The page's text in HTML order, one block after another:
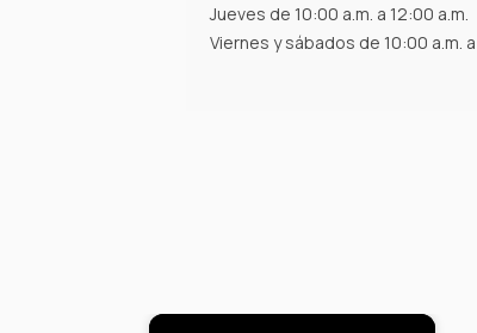
Jueves de 10:00 a.m. a 12:00 a.m.
Viernes y sábados de 10:00 a.m.